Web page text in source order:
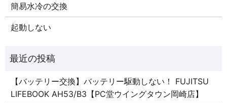
簡易水冷の交換
起動しない
【バッテリー交換】バッテリー駆動しない！ FUJITSU
LIFEBOOK AH53/B3【PC堂ウイングタウン岡崎店】